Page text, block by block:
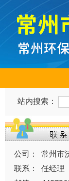
站内搜索：
公司：
常州市
联系：
任经理